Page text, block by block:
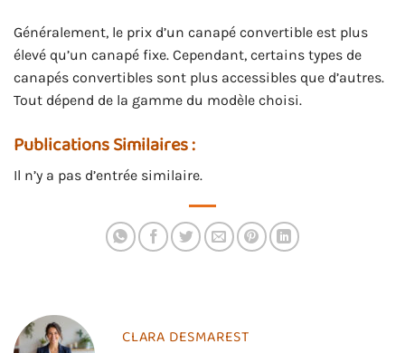
Généralement, le prix d’un canapé convertible est plus
élevé qu’un canapé fixe. Cependant, certains types de
canapés convertibles sont plus accessibles que d’autres.
Tout dépend de la gamme du modèle choisi.
Publications Similaires :
Il n’y a pas d’entrée similaire.
CLARA DESMAREST